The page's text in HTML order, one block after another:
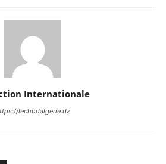
Internationale
lechodalgerie.dz